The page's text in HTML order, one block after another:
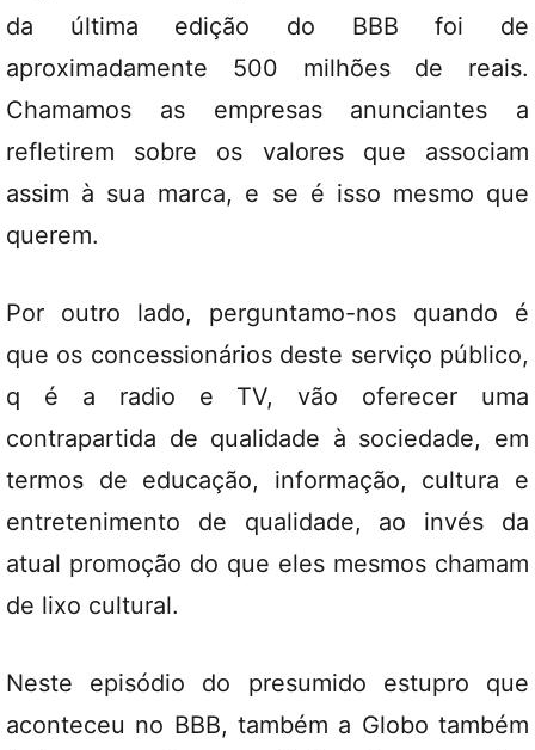
da última edição do BBB foi de
aproximadamente 500 milhões de reais.
Chamamos as empresas anunciantes a
refletirem sobre os valores que associam
assim à sua marca, e se é isso mesmo que
querem.
Por outro lado, perguntamo-nos quando é
que os concessionários deste serviço público,
q é a radio e TV, vão oferecer uma
contrapartida de qualidade à sociedade, em
termos de educação, informação, cultura e
entretenimento de qualidade, ao invés da
atual promoção do que eles mesmos chamam
de lixo cultural.
Neste episódio do presumido estupro que
aconteceu no BBB, também a Globo também